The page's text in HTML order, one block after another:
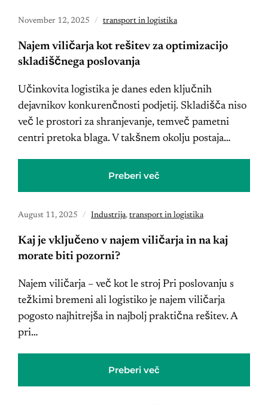
November 12, 2025 transport in logistika
Najem viličarja kot rešitev za optimizacijo
skladiščnega poslovanja
Učinkovita logistika je danes eden ključnih
dejavnikov konkurenčnosti podjetij. Skladišča niso
več le prostori za shranjevanje, temveč pametni
centri pretoka blaga. V takšnem okolju postaja…
Preberi več
August 11, 2025 Industrija, transport in logistika
Kaj je vključeno v najem viličarja in na kaj
morate biti pozorni?
Najem viličarja – več kot le stroj Pri poslovanju s
težkimi bremeni ali logistiko je najem viličarja
pogosto najhitrejša in najbolj praktična rešitev. A
pri…
Preberi več